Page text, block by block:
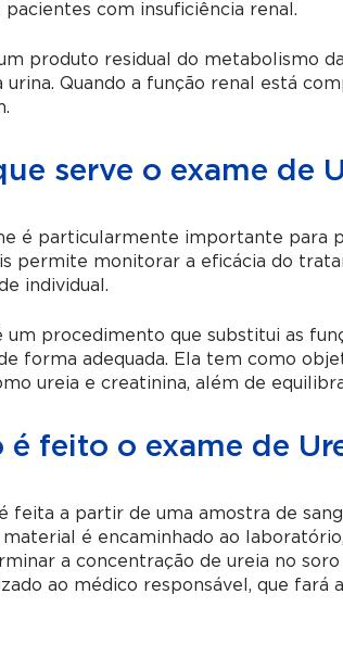
pacientes com insuficiência renal.
produto residual do metabolismo
urina. Quando a função renal está
serve o exame de
é particularmente importante para
permite monitorar a eficácia do
individual.
um procedimento que substitui as
forma adequada. Ela tem como
ureia e creatinina, além de
é feito o exame de
feita a partir de uma amostra de
material é encaminhado ao
a concentração de ureia no
ao médico responsável, que